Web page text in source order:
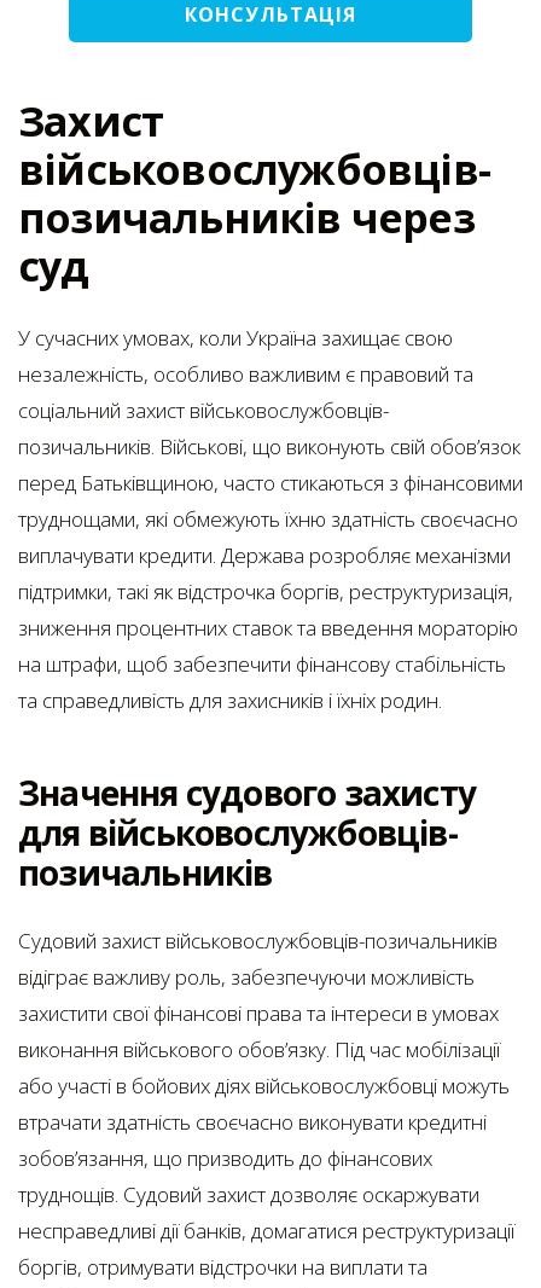
КОНСУЛЬТАЦІЯ
Захист
військовослужбовців-
позичальників через
суд
У сучасних умовах, коли Україна захищає свою
незалежність, особливо важливим є правовий та
соціальний захист військовослужбовців-
позичальників. Військові, що виконують свій обов’язок
перед Батьківщиною, часто стикаються з фінансовими
труднощами, які обмежують їхню здатність своєчасно
виплачувати кредити. Держава розробляє механізми
підтримки, такі як відстрочка боргів, реструктуризація,
зниження процентних ставок та введення мораторію
на штрафи, щоб забезпечити фінансову стабільність
та справедливість для захисників і їхніх родин.
Значення судового захисту
для військовослужбовців-
позичальників
Судовий захист військовослужбовців-позичальників
відіграє важливу роль, забезпечуючи можливість
захистити свої фінансові права та інтереси в умовах
виконання військового обов’язку. Під час мобілізації
або участі в бойових діях військовослужбовці можуть
втрачати здатність своєчасно виконувати кредитні
зобов’язання, що призводить до фінансових
труднощів. Судовий захист дозволяє оскаржувати
несправедливі дії банків, домагатися реструктуризації
боргів, отримувати відстрочки на виплати та